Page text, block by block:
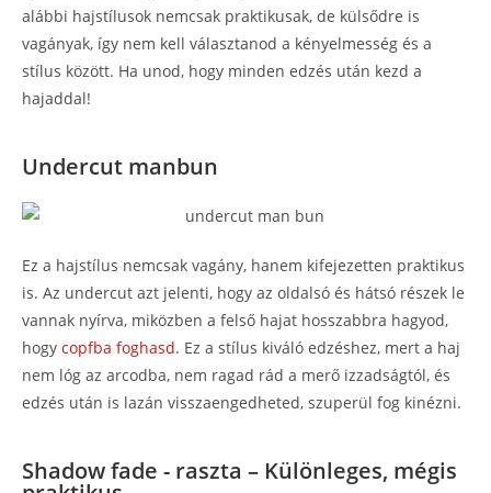
alábbi hajstílusok nemcsak praktikusak, de külsődre is
vagányak, így nem kell választanod a kényelmesség és a
stílus között. Ha unod, hogy minden edzés után kezd a
hajaddal!
Undercut manbun
Ez a hajstílus nemcsak vagány, hanem kifejezetten praktikus
is. Az undercut azt jelenti, hogy az oldalsó és hátsó részek le
vannak nyírva, miközben a felső hajat hosszabbra hagyod,
hogy copfba foghasd. Ez a stílus kiváló edzéshez, mert a haj
nem lóg az arcodba, nem ragad rád a merő izzadságtól, és
edzés után is lazán visszaengedheted, szuperül fog kinézni.
Shadow fade - raszta – Különleges, mégis